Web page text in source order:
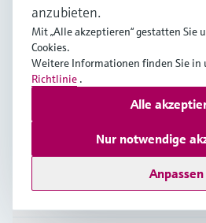
info.ch@endress.com
Produkte & Dienstleistungen
Support
anzubieten.
Mit „Alle akzeptieren“ gestatten Sie
Cookies.
Weitere Informationen finden Sie in
Richtlinie .
Anpassen
Nur notwendige
Alle